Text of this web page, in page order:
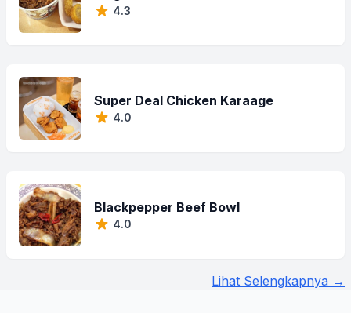
4.3
Super Deal Chicken Karaage
4.0
Blackpepper Beef Bowl
4.0
Lihat Selengkapnya →